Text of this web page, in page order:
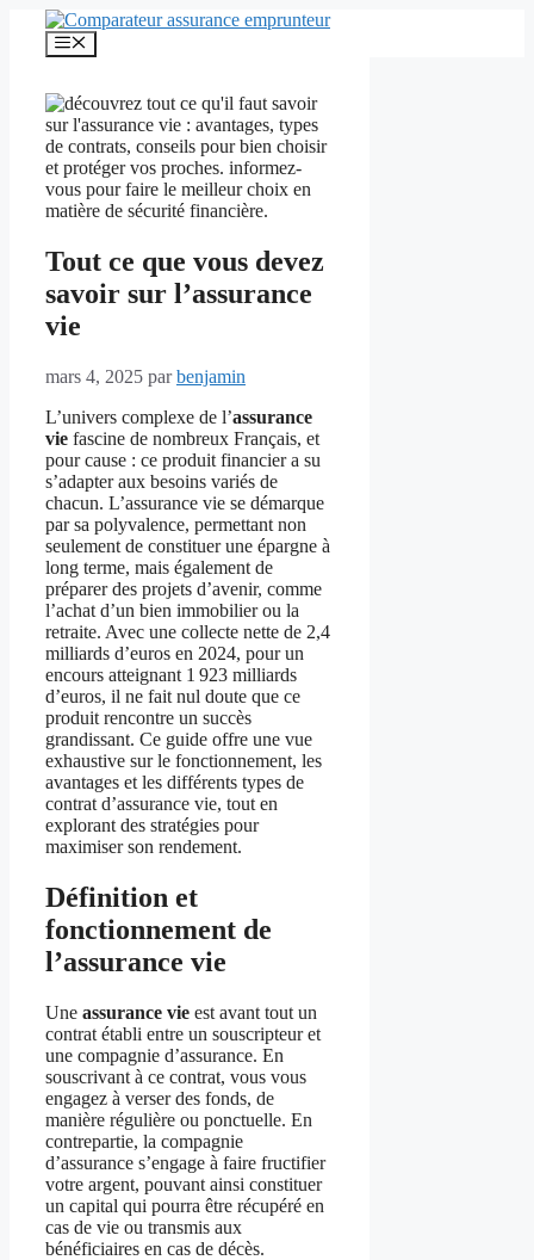
contenu
Menu
Tout ce que vous devez
savoir sur l’assurance
vie
mars 4, 2025 parbenjamin
L’univers complexe de l’assurance
vie fascine de nombreux Français, et
pour cause : ce produit financier a su
s’adapter aux besoins variés de
chacun. L’assurance vie se démarque
par sa polyvalence, permettant non
seulement de constituer une épargne à
long terme, mais également de
préparer des projets d’avenir, comme
l’achat d’un bien immobilier ou la
retraite. Avec une collecte nette de 2,4
milliards d’euros en 2024, pour un
encours atteignant 1 923 milliards
d’euros, il ne fait nul doute que ce
produit rencontre un succès
grandissant. Ce guide offre une vue
exhaustive sur le fonctionnement, les
avantages et les différents types de
contrat d’assurance vie, tout en
explorant des stratégies pour
maximiser son rendement.
Définition et
fonctionnement de
l’assurance vie
Une assurance vie est avant tout un
contrat établi entre un souscripteur et
une compagnie d’assurance. En
souscrivant à ce contrat, vous vous
engagez à verser des fonds, de
manière régulière ou ponctuelle. En
contrepartie, la compagnie
d’assurance s’engage à faire fructifier
votre argent, pouvant ainsi constituer
un capital qui pourra être récupéré en
cas de vie ou transmis aux
bénéficiaires en cas de décès.